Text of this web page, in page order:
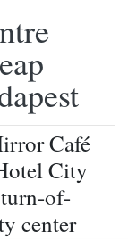
Café
City
of-
center